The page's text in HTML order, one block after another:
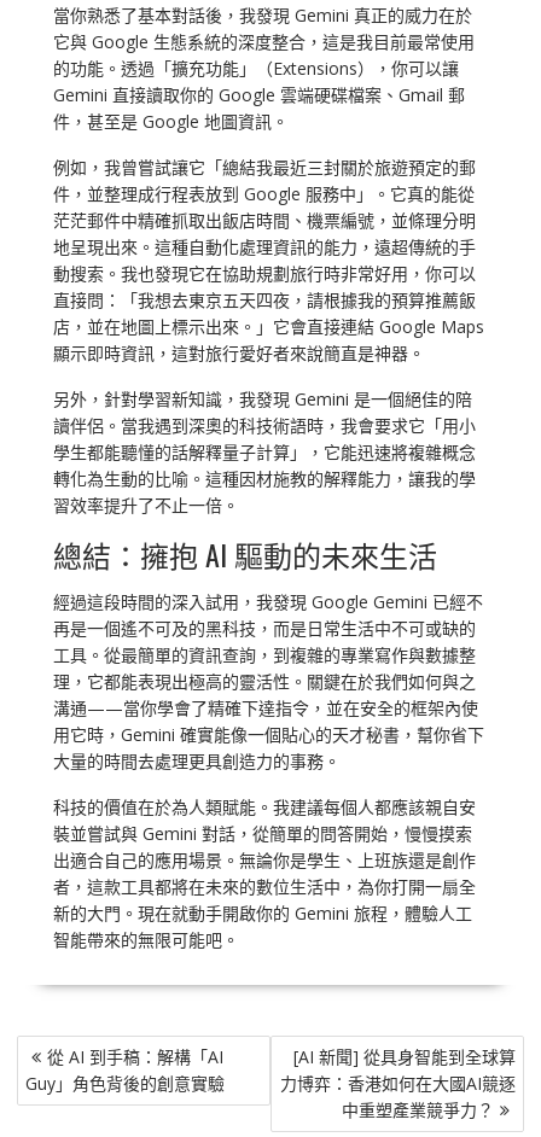
當你熟悉了基本對話後，我發現 Gemini 真正的威力在於
它與 Google 生態系統的深度整合，這是我目前最常使用
的功能。透過「擴充功能」（Extensions），你可以讓
Gemini 直接讀取你的 Google 雲端硬碟檔案、Gmail 郵
件，甚至是 Google 地圖資訊。
例如，我曾嘗試讓它「總結我最近三封關於旅遊預定的郵
件，並整理成行程表放到 Google 服務中」。它真的能從
茫茫郵件中精確抓取出飯店時間、機票編號，並條理分明
地呈現出來。這種自動化處理資訊的能力，遠超傳統的手
動搜索。我也發現它在協助規劃旅行時非常好用，你可以
直接問：「我想去東京五天四夜，請根據我的預算推薦飯
店，並在地圖上標示出來。」它會直接連結 Google Maps
顯示即時資訊，這對旅行愛好者來說簡直是神器。
另外，針對學習新知識，我發現 Gemini 是一個絕佳的陪
讀伴侶。當我遇到深奧的科技術語時，我會要求它「用小
學生都能聽懂的話解釋量子計算」，它能迅速將複雜概念
轉化為生動的比喻。這種因材施教的解釋能力，讓我的學
習效率提升了不止一倍。
總結：擁抱 AI 驅動的未來生活
經過這段時間的深入試用，我發現 Google Gemini 已經不
再是一個遙不可及的黑科技，而是日常生活中不可或缺的
工具。從最簡單的資訊查詢，到複雜的專業寫作與數據整
理，它都能表現出極高的靈活性。關鍵在於我們如何與之
溝通——當你學會了精確下達指令，並在安全的框架內使
用它時，Gemini 確實能像一個貼心的天才秘書，幫你省下
大量的時間去處理更具創造力的事務。
科技的價值在於為人類賦能。我建議每個人都應該親自安
裝並嘗試與 Gemini 對話，從簡單的問答開始，慢慢摸索
出適合自己的應用場景。無論你是學生、上班族還是創作
者，這款工具都將在未來的數位生活中，為你打開一扇全
新的大門。現在就動手開啟你的 Gemini 旅程，體驗人工
智能帶來的無限可能吧。
文
章
導
從 AI 到手稿：解構「AI
Guy」角色背後的創意實驗
[AI 新聞] 從具身智能到全球算
力博弈：香港如何在大國AI競逐
中重塑產業競爭力？